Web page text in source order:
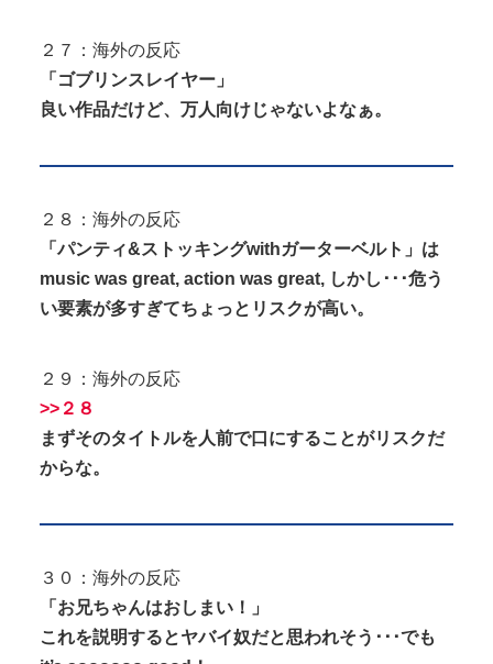
２７：海外の反応
「ゴブリンスレイヤー」
良い作品だけど、万人向けじゃないよなぁ。
２８：海外の反応
「パンティ&ストッキングwithガーターベルト」は
music was great, action was great, しかし･･･危う
い要素が多すぎてちょっとリスクが高い。
２９：海外の反応
>>２８
まずそのタイトルを人前で口にすることがリスクだ
からな。
３０：海外の反応
「お兄ちゃんはおしまい！」
これを説明するとヤバイ奴だと思われそう･･･でも